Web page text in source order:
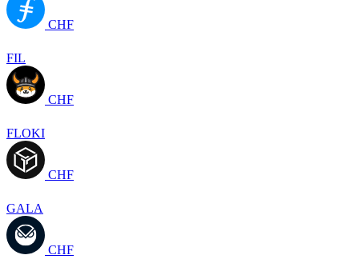
CHF
FIL
CHF
FLOKI
CHF
GALA
CHF